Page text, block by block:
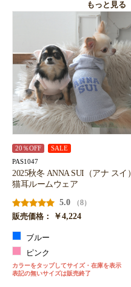
もっと見る
20％OFF SALE
PAS1047
2025秋冬 ANNA SUI（アナ スイ）
猫耳ルームウェア
5.0
（8）
販売価格：
￥4,224
ブルー
ピンク
カラーをタップしてサイズ・在庫を表示
表記の無いサイズは販売終了
お買い物を続ける